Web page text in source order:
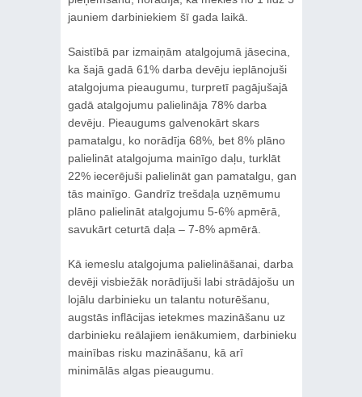
jauniem darbiniekiem šī gada laikā.
Saistībā par izmaiņām atalgojumā jāsecina,
ka šajā gadā 61% darba devēju ieplānojuši
atalgojuma pieaugumu, turpretī pagājušajā
gadā atalgojumu palielināja 78% darba
devēju. Pieaugums galvenokārt skars
pamatalgu, ko norādīja 68%, bet 8% plāno
palielināt atalgojuma mainīgo daļu, turklāt
22% iecerējuši palielināt gan pamatalgu, gan
tās mainīgo. Gandrīz trešdaļa uzņēmumu
plāno palielināt atalgojumu 5-6% apmērā,
savukārt ceturtā daļa – 7-8% apmērā.
Kā iemeslu atalgojuma palielināšanai, darba
devēji visbiežāk norādījuši labi strādājošu un
lojālu darbinieku un talantu noturēšanu,
augstās inflācijas ietekmes mazināšanu uz
darbinieku reālajiem ienākumiem, darbinieku
mainības risku mazināšanu, kā arī
minimālās algas pieaugumu.